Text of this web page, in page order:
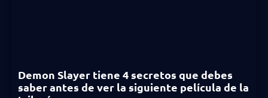
Demon Slayer tiene 4 secretos que debes
saber antes de ver la siguiente película de la